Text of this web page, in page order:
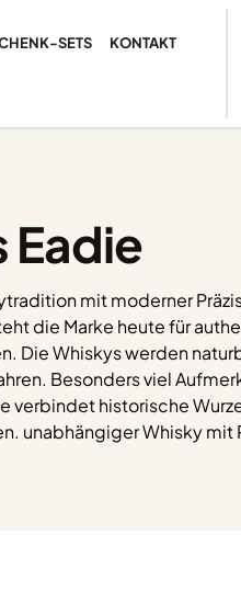
SETS KONTAKT
Eadie
mit moderner
die Marke heute für
Die Whiskys werden
Besonders viel
historische
unabhängiger Whisky